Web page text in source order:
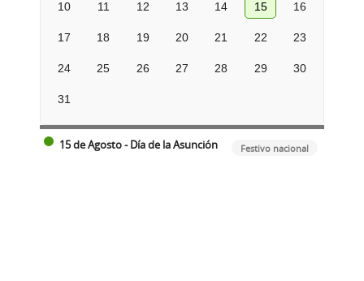
10 11 12 13 14 15 16
17 18 19 20 21 22 23
24 25 26 27 28 29 30
31
15 de Agosto - Día de la Asunción Festivo nacional